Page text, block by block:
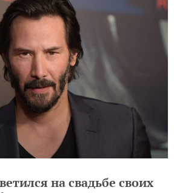
на свадьбе своих